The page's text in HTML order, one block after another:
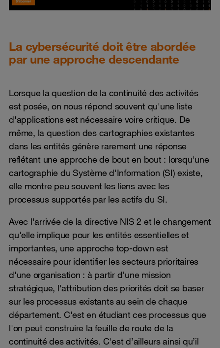
La cybersécurité doit être abordée
par une approche descendante
Lorsque la question de la continuité des activités
est posée, on nous répond souvent qu'une liste
d'applications est nécessaire voire critique. De
même, la question des cartographies existantes
dans les entités génère rarement une réponse
reflétant une approche de bout en bout : lorsqu'une
cartographie du Système d'Information (SI) existe,
elle montre peu souvent les liens avec les
processus supportés par les actifs du SI.
Avec l'arrivée de la directive NIS 2 et le changement
qu'elle implique pour les entités essentielles et
importantes, une approche top-down est
nécessaire pour identifier les secteurs prioritaires
d'une organisation : à partir d’une mission
stratégique, l'attribution des priorités doit se baser
sur les processus existants au sein de chaque
département. C'est en étudiant ces processus que
l'on peut construire la feuille de route de la
continuité des activités. C'est d’ailleurs ainsi qu’il